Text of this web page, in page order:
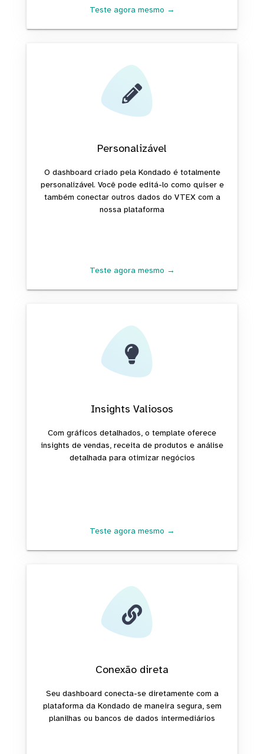
Teste agora mesmo →
Personalizável
O dashboard criado pela Kondado é totalmente
personalizável. Você pode editá-lo como quiser e
também conectar outros dados do VTEX com a
nossa plataforma
Teste agora mesmo →
Insights Valiosos
Com gráficos detalhados, o template oferece
insights de vendas, receita de produtos e análise
detalhada para otimizar negócios
Teste agora mesmo →
Conexão direta
Seu dashboard conecta-se diretamente com a
plataforma da Kondado de maneira segura, sem
planilhas ou bancos de dados intermediários